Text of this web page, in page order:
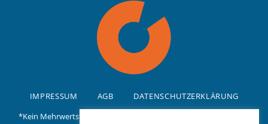
IMPRESSUM AGB
DATENSCHUTZERKLÄRUNG
*Kein Mehrwertsteuerausweis, da Kleinunternehmer nach §19 (1)